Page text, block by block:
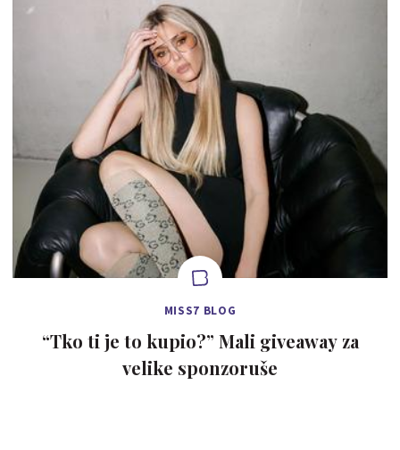
MISS7 BLOG
“Tko ti je to kupio?” Mali giveaway za
velike sponzoruše